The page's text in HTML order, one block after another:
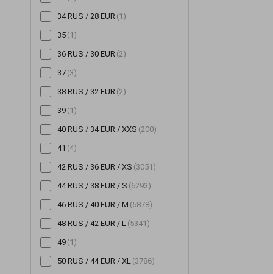
Шорты (196)
Шубы
Юбки (522)
34 RUS / 28 EUR (1)
35 (1)
36 RUS / 30 EUR (2)
37 (3)
38 RUS / 32 EUR (2)
39 (1)
40 RUS / 34 EUR / XXS (200)
41 (4)
42 RUS / 36 EUR / XS (3051)
44 RUS / 38 EUR / S (6293)
46 RUS / 40 EUR / M (5878)
48 RUS / 42 EUR / L (5341)
49 (1)
50 RUS / 44 EUR / XL (3786)